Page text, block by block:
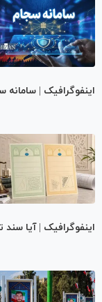
اینفوگرافیک |
اینفوگرافیک | آیا